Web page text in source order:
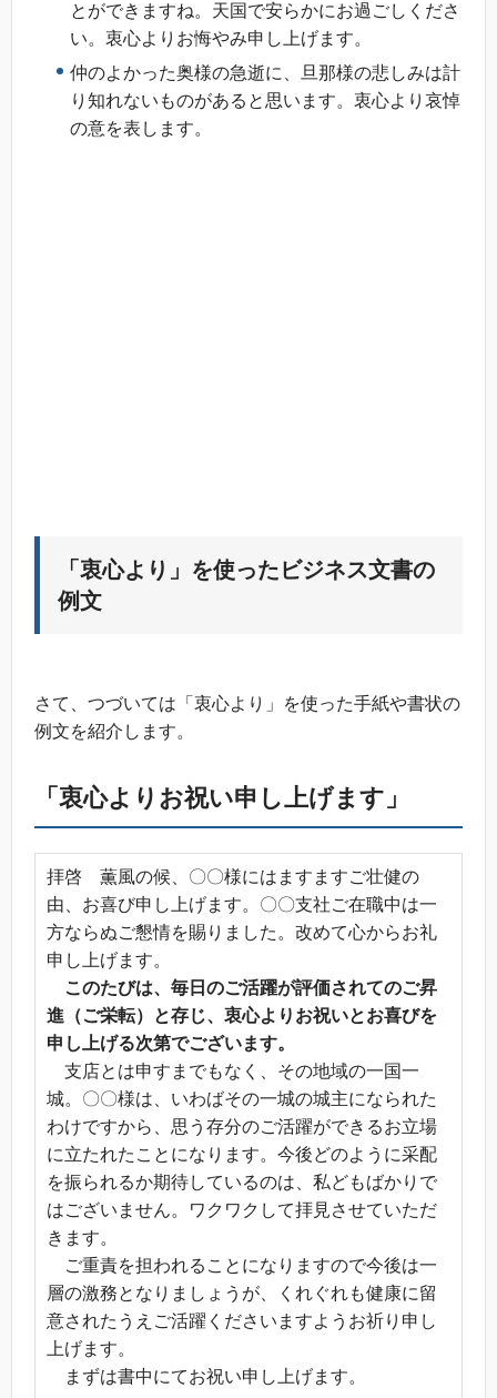
とができますね。天国で安らかにお過ごしくださ
い。衷心よりお悔やみ申し上げます。
仲のよかった奥様の急逝に、旦那様の悲しみは計
り知れないものがあると思います。衷心より哀悼
の意を表します。
「衷心より」を使ったビジネス文書の
例文
さて、つづいては「衷心より」を使った手紙や書状の
例文を紹介します。
「衷心よりお祝い申し上げます」
拝啓 薫風の候、〇〇様にはますますご壮健の
由、お喜び申し上げます。〇〇支社ご在職中は一
方ならぬご懇情を賜りました。改めて心からお礼
申し上げます。
このたびは、毎日のご活躍が評価されてのご昇
進（ご栄転）と存じ、衷心よりお祝いとお喜びを
申し上げる次第でございます。
支店とは申すまでもなく、その地域の一国一
城。〇〇様は、いわばその一城の城主になられた
わけですから、思う存分のご活躍ができるお立場
に立たれたことになります。今後どのように采配
を振られるか期待しているのは、私どもばかりで
はございません。ワクワクして拝見させていただ
きます。
ご重責を担われることになりますので今後は一
層の激務となりましょうが、くれぐれも健康に留
意されたうえご活躍くださいますようお祈り申し
上げます。
まずは書中にてお祝い申し上げます。